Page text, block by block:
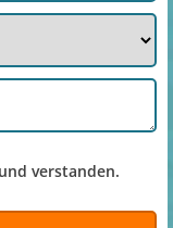
verstanden.